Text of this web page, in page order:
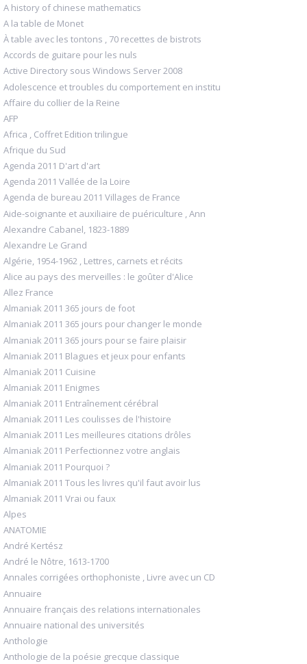
A history of chinese mathematics
A la table de Monet
À table avec les tontons , 70 recettes de bistrots
Accords de guitare pour les nuls
Active Directory sous Windows Server 2008
Adolescence et troubles du comportement en institu
Affaire du collier de la Reine
AFP
Africa , Coffret Edition trilingue
Afrique du Sud
Agenda 2011 D'art d'art
Agenda 2011 Vallée de la Loire
Agenda de bureau 2011 Villages de France
Aide-soignante et auxiliaire de puériculture , Ann
Alexandre Cabanel, 1823-1889
Alexandre Le Grand
Algérie, 1954-1962 , Lettres, carnets et récits
Alice au pays des merveilles : le goûter d'Alice
Allez France
Almaniak 2011 365 jours de foot
Almaniak 2011 365 jours pour changer le monde
Almaniak 2011 365 jours pour se faire plaisir
Almaniak 2011 Blagues et jeux pour enfants
Almaniak 2011 Cuisine
Almaniak 2011 Enigmes
Almaniak 2011 Entraînement cérébral
Almaniak 2011 Les coulisses de l'histoire
Almaniak 2011 Les meilleures citations drôles
Almaniak 2011 Perfectionnez votre anglais
Almaniak 2011 Pourquoi ?
Almaniak 2011 Tous les livres qu'il faut avoir lus
Almaniak 2011 Vrai ou faux
Alpes
ANATOMIE
André Kertész
André le Nôtre, 1613-1700
Annales corrigées orthophoniste , Livre avec un CD
Annuaire
Annuaire français des relations internationales
Annuaire national des universités
Anthologie
Anthologie de la poésie grecque classique